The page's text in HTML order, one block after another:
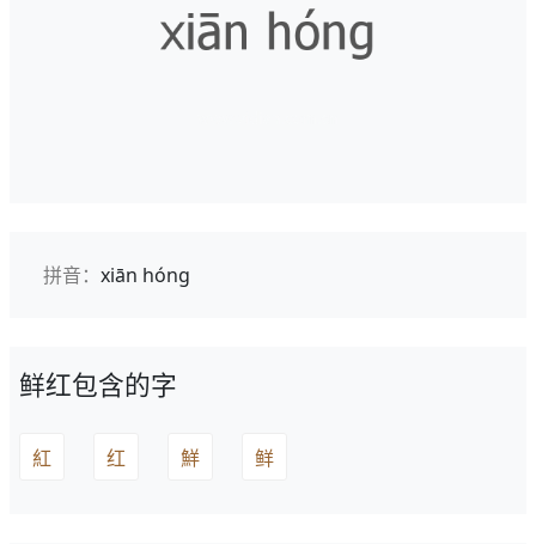
拼音： xiān hóng
鲜红包含的字
紅 红 鮮 鲜